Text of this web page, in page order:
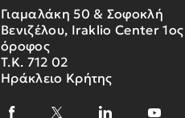
Γιαμαλάκη 50 & Σοφοκλή
Βενιζέλου, Iraklio Center 1ος
όροφος
Τ.Κ. 712 02
Ηράκλειο Κρήτης